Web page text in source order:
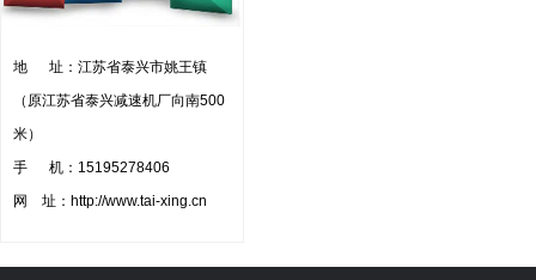
地 址：江苏省泰兴市姚王镇
（原江苏省泰兴减速机厂向南500
米）
手 机：15195278406
网 址：http://www.tai-xing.cn